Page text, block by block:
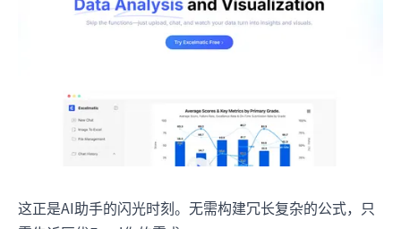
这正是AI助手的闪光时刻。无需构建冗长复杂的公式，只